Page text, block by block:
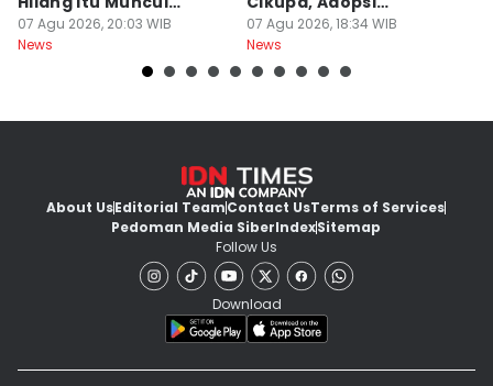
Kembali
07 Agu 2026, 20:03 WIB
News
Kurikulum Singapura
07 Agu 2026, 18:34 WIB
News
About UsEditorial TeamContact UsTerms of Services
Pedoman Media SiberIndexSitemap
Follow Us
Download